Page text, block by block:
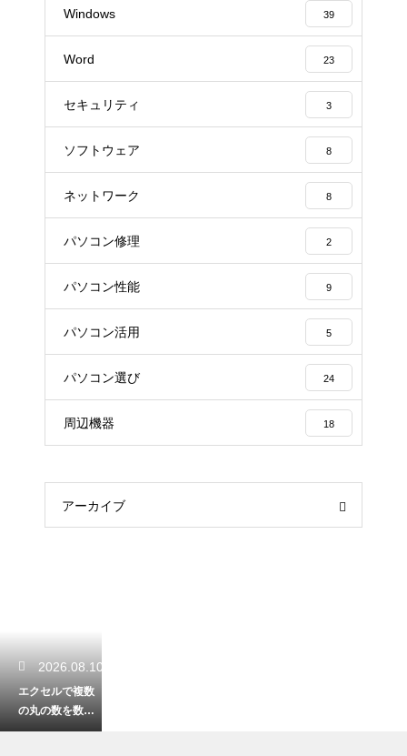
Windows 39
Word 23
セキュリティ 3
ソフトウェア 8
ネットワーク 8
パソコン修理 2
パソコン性能 9
パソコン活用 5
パソコン選び 24
周辺機器 18
アーカイブ
2026.08.10
エクセルで複数
の丸の数を数え
る！特定の記号